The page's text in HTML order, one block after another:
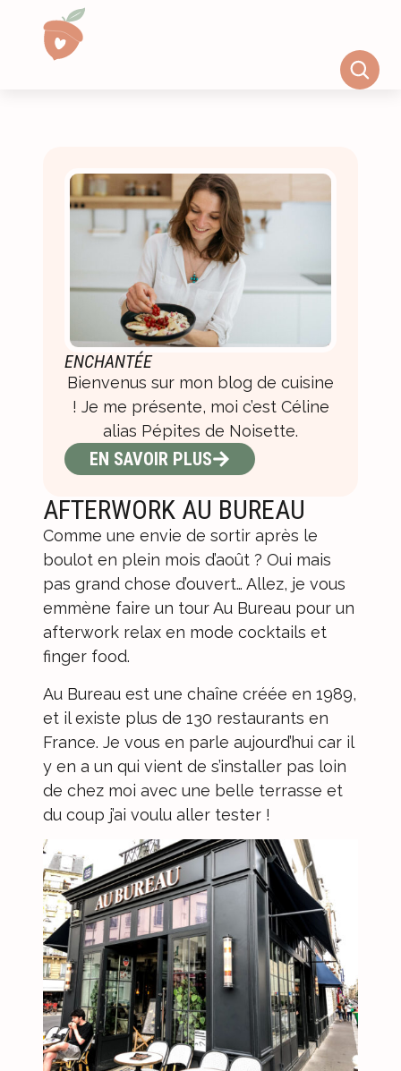
AFTERWORK AU BUREAU
Comme une envie de sortir après le
boulot en plein mois d’août ? Oui mais
pas grand chose d’ouvert… Allez, je vous
emmène faire un tour Au Bureau pour un
afterwork relax en mode cocktails et
finger food.
Au Bureau est une chaîne créée en 1989,
et il existe plus de 130 restaurants en
France. Je vous en parle aujourd’hui car il
y en a un qui vient de s’installer pas loin
de chez moi avec une belle terrasse et
du coup j’ai voulu aller tester !
ENCHANTÉE
Bienvenus sur mon blog de cuisine
! Je me présente, moi c’est Céline
alias Pépites de Noisette.
EN SAVOIR PLUS